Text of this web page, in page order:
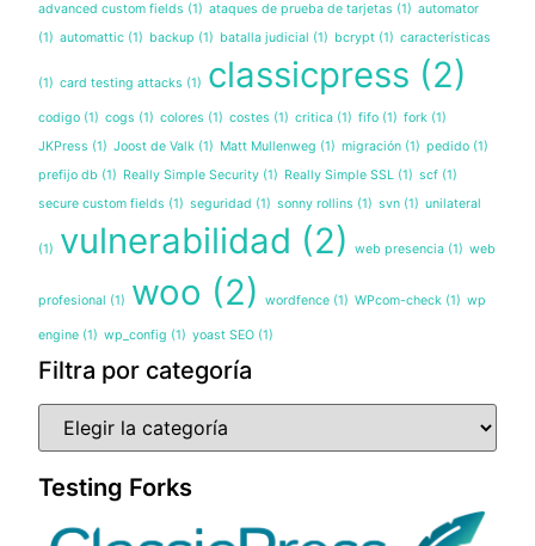
advanced custom fields (1) ataques de prueba de tarjetas (1) automator
(1) automattic (1) backup (1) batalla judicial (1) bcrypt (1) características
(1) card testing attacks (1) classicpress (2)
codigo (1) cogs (1) colores (1) costes (1) critica (1) fifo (1) fork (1)
JKPress (1) Joost de Valk (1) Matt Mullenweg (1) migración (1) pedido (1)
prefijo db (1) Really Simple Security (1) Really Simple SSL (1) scf (1)
secure custom fields (1) seguridad (1) sonny rollins (1) svn (1) unilateral
(1) vulnerabilidad (2) web presencia (1) web
profesional (1) woo (2) wordfence (1) WPcom-check (1) wp
engine (1) wp_config (1) yoast SEO (1)
Filtra por categoría
Testing Forks